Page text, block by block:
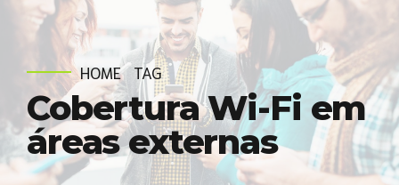
HOME TAG
Cobertura Wi-Fi em
áreas externas